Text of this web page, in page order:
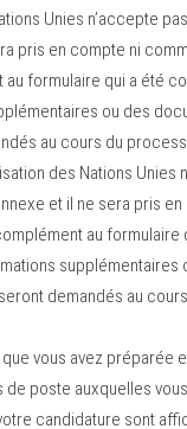
Unies n’accepte
pris en compte ni
formulaire qui a été
ou des
au cours du
des Nations Unies
et il ne sera pris
au formulaire
supplémentaires
demandés au
vous avez préparée
de poste auxquelles
candidature sont